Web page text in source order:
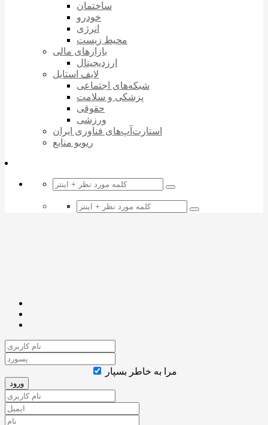
ساختمان
خودرو
انرژی
محیط زیست
بازارهای مالی
ارزدیجیتال
لایف استایل
شبکه‌های اجتماعی
پزشکی و سلامت
حقوقی
ورزشی
استارت‌آپ‌های فناوری ایران
ریویو منابع
مرا به خاطر بسپار